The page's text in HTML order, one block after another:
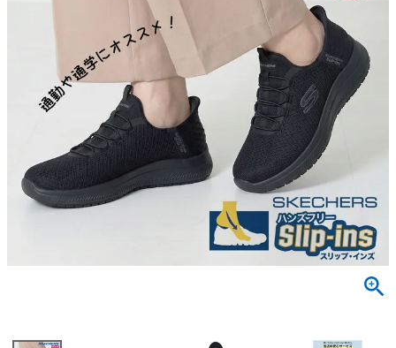
レインシューズ
パンプス
スニーカー
ローファー
すべての商品
サンダル
レインシューズ
スニーカー
ビジネス・ドレスシューズ
キッズ
すべての商品
サンダル
レインシューズ
スクール
NEW
すべての商品
レディース新入荷
すべての商品
キッズSALE
バッグ